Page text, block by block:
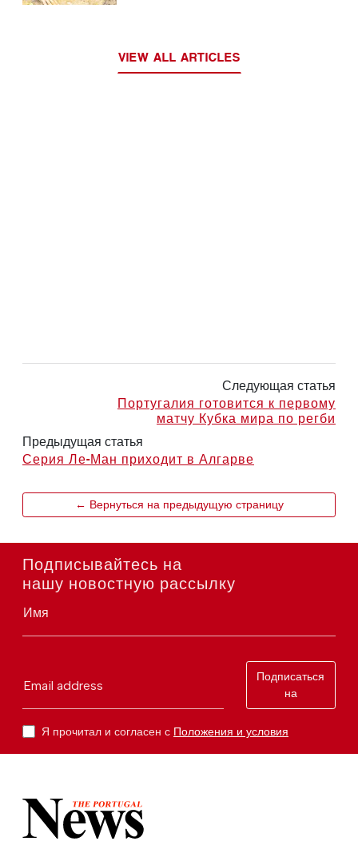
VIEW ALL ARTICLES
Следующая статья
Португалия готовится к первому
матчу Кубка мира по регби
Предыдущая статья
Серия Ле-Ман приходит в Алгарве
← Вернуться на предыдущую страницу
Подписывайтесь на
нашу новостную рассылку
Имя
Email address
Подписаться
на
Я прочитал и согласен с Положения и условия